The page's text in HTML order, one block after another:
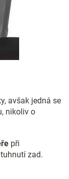
avšak jedná se
nikoliv o
při
zad.